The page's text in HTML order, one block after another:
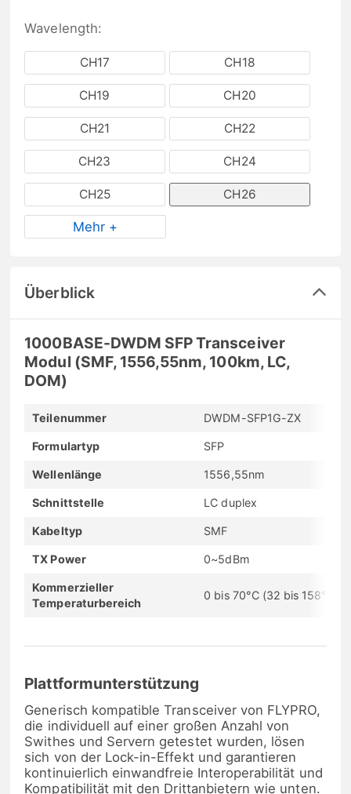
Wavelength:
CH17 CH18
CH19 CH20
CH21 CH22
CH23 CH24
CH25 CH26
Mehr +
Überblick
1000BASE-DWDM SFP Transceiver
Modul (SMF, 1556,55nm, 100km, LC,
DOM)
Teilenummer DWDM-SFP1G-ZX
Formulartyp SFP
Wellenlänge 1556,55nm
Schnittstelle LC duplex
Kabeltyp SMF
TX Power 0~5dBm
Kommerzieller
Temperaturbereich
0 bis 70°C (32 bis 158°F)
Plattformunterstützung
Generisch kompatible Transceiver von FLYPRO,
die individuell auf einer großen Anzahl von
Swithes und Servern getestet wurden, lösen
sich von der Lock-in-Effekt und garantieren
kontinuierlich einwandfreie Interoperabilität und
Kompatibilität mit den Drittanbietern wie unten.